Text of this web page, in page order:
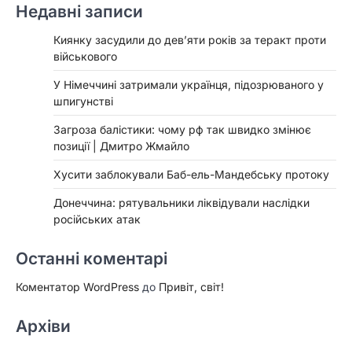
Недавні записи
Киянку засудили до дев’яти років за теракт проти
військового
У Німеччині затримали українця, підозрюваного у
шпигунстві
Загроза балістики: чому рф так швидко змінює
позиції | Дмитро Жмайло
Хусити заблокували Баб-ель-Мандебську протоку
Донеччина: рятувальники ліквідували наслідки
російських атак
Останні коментарі
Коментатор WordPress до Привіт, світ!
Архіви